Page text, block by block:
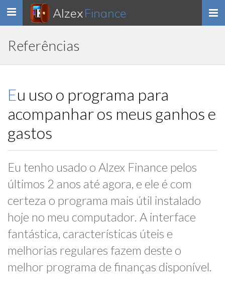
Toggle
navigation
AlzexFinance
Referências
Eu uso o programa para
acompanhar os meus ganhos e
gastos
Eu tenho usado o Alzex Finance pelos
últimos 2 anos até agora, e ele é com
certeza o programa mais útil instalado
hoje no meu computador. A interface
fantástica, características úteis e
melhorias regulares fazem deste o
melhor programa de finanças disponível.